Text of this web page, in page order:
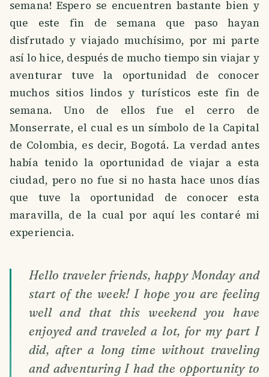
semana! Espero se encuentren bastante bien y
que este fin de semana que paso hayan
disfrutado y viajado muchísimo, por mi parte
así lo hice, después de mucho tiempo sin viajar y
aventurar tuve la oportunidad de conocer
muchos sitios lindos y turísticos este fin de
semana. Uno de ellos fue el cerro de
Monserrate, el cual es un símbolo de la Capital
de Colombia, es decir, Bogotá. La verdad antes
había tenido la oportunidad de viajar a esta
ciudad, pero no fue si no hasta hace unos días
que tuve la oportunidad de conocer esta
maravilla, de la cual por aquí les contaré mi
experiencia.
Hello traveler friends, happy Monday and
start of the week! I hope you are feeling
well and that this weekend you have
enjoyed and traveled a lot, for my part I
did, after a long time without traveling
and adventuring I had the opportunity to